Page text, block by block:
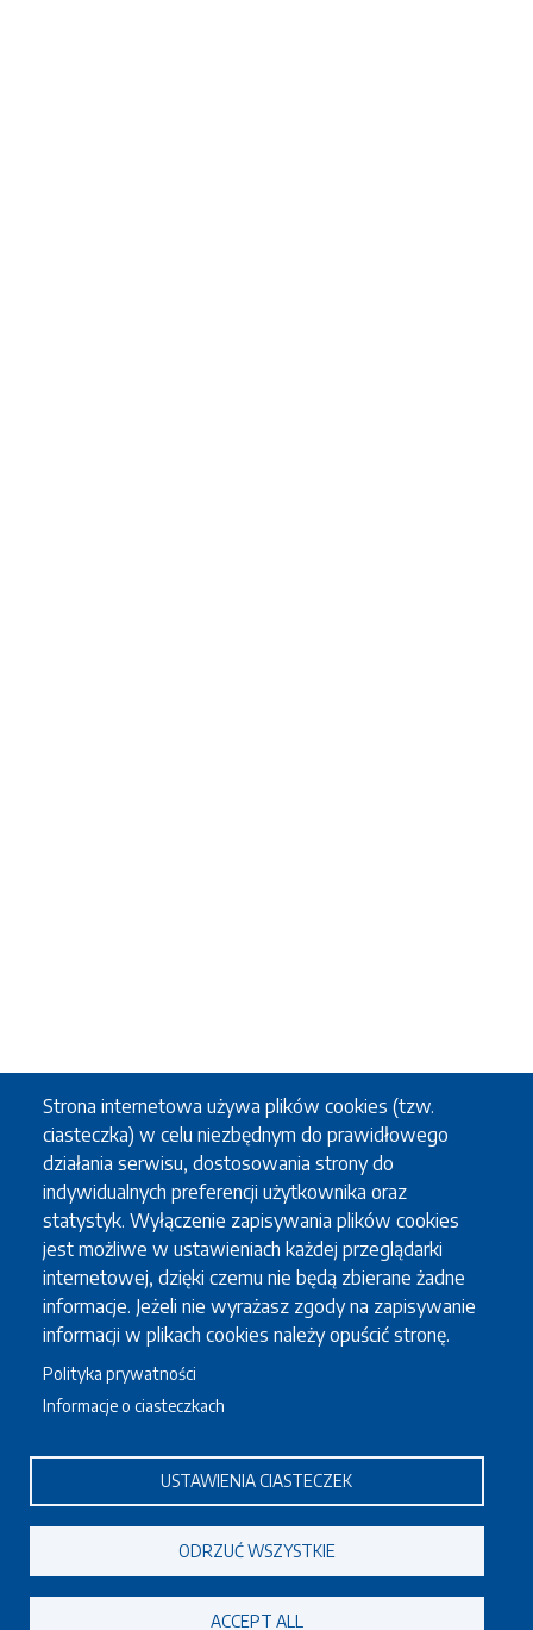
Strona internetowa używa plików cookies (tzw.
ciasteczka) w celu niezbędnym do prawidłowego
działania serwisu, dostosowania strony do
indywidualnych preferencji użytkownika oraz
statystyk. Wyłączenie zapisywania plików cookies
jest możliwe w ustawieniach każdej przeglądarki
internetowej, dzięki czemu nie będą zbierane żadne
informacje. Jeżeli nie wyrażasz zgody na zapisywanie
informacji w plikach cookies należy opuścić stronę.
Polityka prywatności
Informacje o ciasteczkach
USTAWIENIA CIASTECZEK
ODRZUĆ WSZYSTKIE
ACCEPT ALL